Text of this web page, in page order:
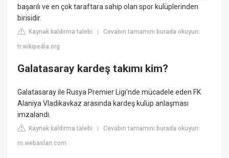
başarılı ve en çok taraftara sahip olan spor kulüplerinden
birisidir.
Kaynak kaldırma talebi |Cevabın tamamını burada okuyun:
tr.wikipedia.org
Galatasaray kardeş takımı kim?
Galatasaray ile Rusya Premier Ligi'nde mücadele eden FK
Alaniya Vladikavkaz arasında kardeş kulüp anlaşması
imzalandı.
Kaynak kaldırma talebi |Cevabın tamamını burada okuyun:
m.webaslan.com